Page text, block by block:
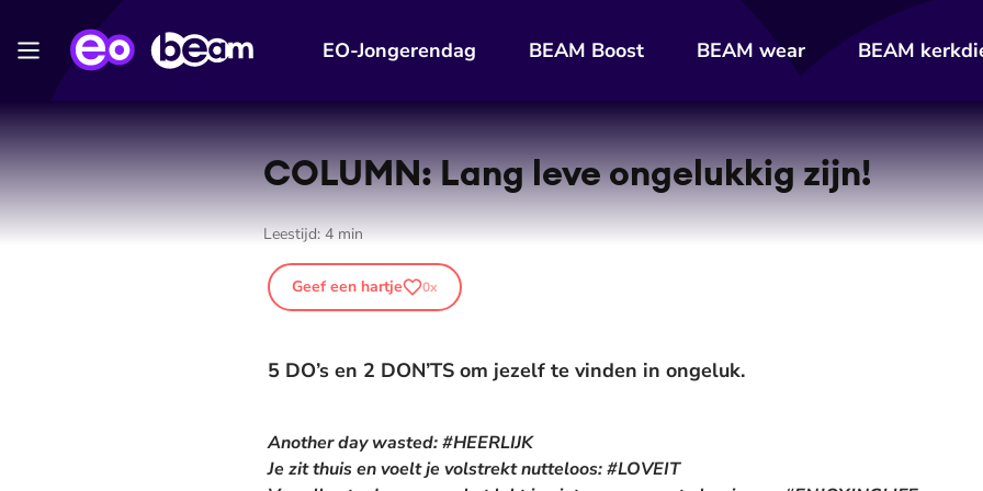
EO-Jongerendag BEAM Boost BEAM wear BEAM
COLUMN: Lang leve ongelukkig zijn!
Leestijd: 4 min
Geef een hartje 0x
5 DO’s en 2 DON’TS om jezelf te vinden in ongeluk.
Another day wasted: #HEERLIJK
Je zit thuis en voelt je volstrekt nutteloos: #LOVEIT